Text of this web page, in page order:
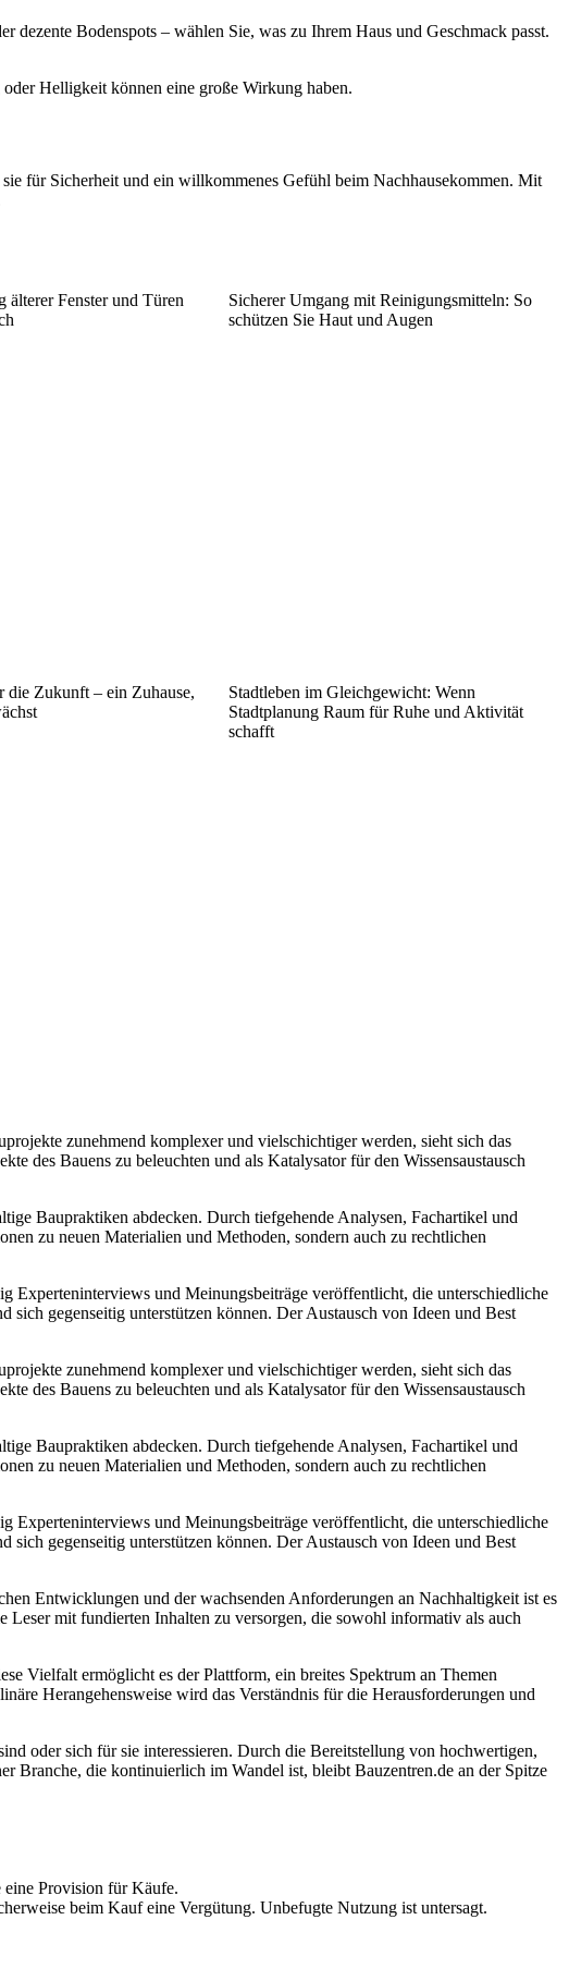
Bodenspots – wählen Sie, was zu Ihrem Haus und Geschmack passt.
Helligkeit können eine große Wirkung haben.
für Sicherheit und ein willkommenes Gefühl beim Nachhausekommen. Mit
älterer Fenster und Türen
Sicherer Umgang mit Reinigungsmitteln: So
schützen Sie Haut und Augen
die Zukunft – ein Zuhause,
Stadtleben im Gleichgewicht: Wenn
Stadtplanung Raum für Ruhe und Aktivität
schafft
zunehmend komplexer und vielschichtiger werden, sieht sich das
des Bauens zu beleuchten und als Katalysator für den Wissensaustausch
Baupraktiken abdecken. Durch tiefgehende Analysen, Fachartikel und
zu neuen Materialien und Methoden, sondern auch zu rechtlichen
Experteninterviews und Meinungsbeiträge veröffentlicht, die unterschiedliche
gegenseitig unterstützen können. Der Austausch von Ideen und Best
zunehmend komplexer und vielschichtiger werden, sieht sich das
des Bauens zu beleuchten und als Katalysator für den Wissensaustausch
Baupraktiken abdecken. Durch tiefgehende Analysen, Fachartikel und
zu neuen Materialien und Methoden, sondern auch zu rechtlichen
Experteninterviews und Meinungsbeiträge veröffentlicht, die unterschiedliche
gegenseitig unterstützen können. Der Austausch von Ideen und Best
Entwicklungen und der wachsenden Anforderungen an Nachhaltigkeit ist es
mit fundierten Inhalten zu versorgen, die sowohl informativ als auch
Vielfalt ermöglicht es der Plattform, ein breites Spektrum an Themen
Herangehensweise wird das Verständnis für die Herausforderungen und
oder sich für sie interessieren. Durch die Bereitstellung von hochwertigen,
Branche, die kontinuierlich im Wandel ist, bleibt Bauzentren.de an der Spitze
Provision für Käufe.
beim Kauf eine Vergütung. Unbefugte Nutzung ist untersagt.